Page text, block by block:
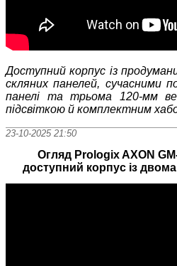
Доступний корпус із
скляних панелей, сучасними
панелі та трьома 120-мм
підсвіткою й комплектним
23-10-2025 21:50
Огляд Prologix AXON
доступний корпус із